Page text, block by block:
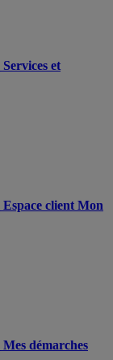
Services et
Espace client Mon
Mes démarches